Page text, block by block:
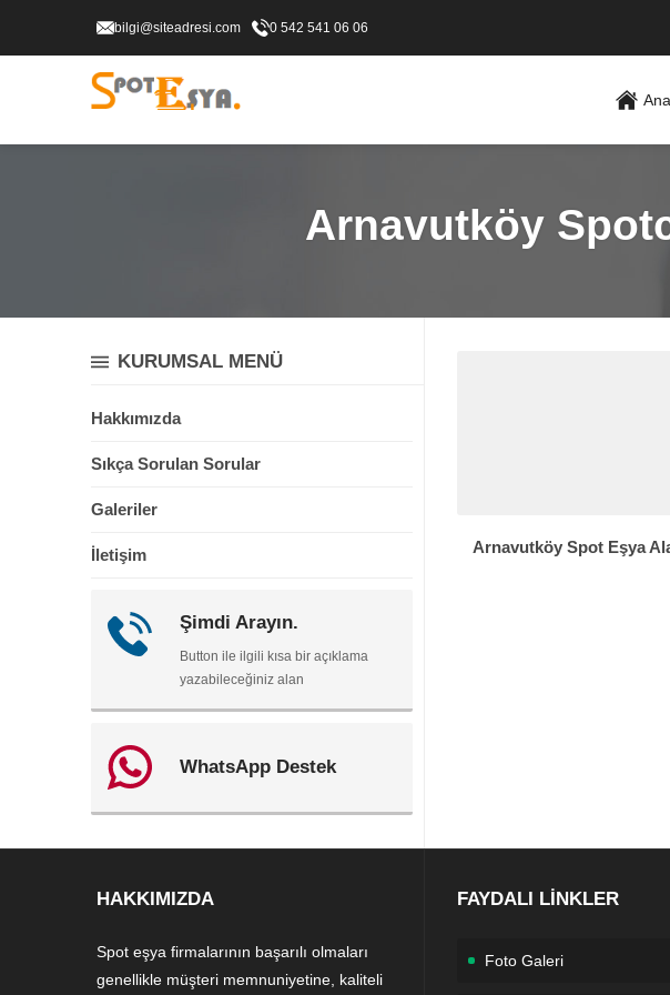
bilgi@siteadresi.com 0 542 541 06 06
Arnavutköy
Arnavutköy Spot Eşya
KURUMSAL MENÜ
Hakkımızda
Sıkça Sorulan Sorular
Galeriler
İletişim
Şimdi Arayın.
Button ile ilgili kısa bir açıklama
yazabileceğiniz alan
WhatsApp Destek
HAKKIMIZDA
Spot eşya firmalarının başarılı olmaları
genellikle müşteri memnuniyetine, kaliteli
FAYDALI LİNKLER
Foto Galeri